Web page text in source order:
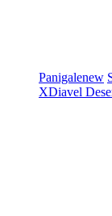
Panigalenew
XDiavel